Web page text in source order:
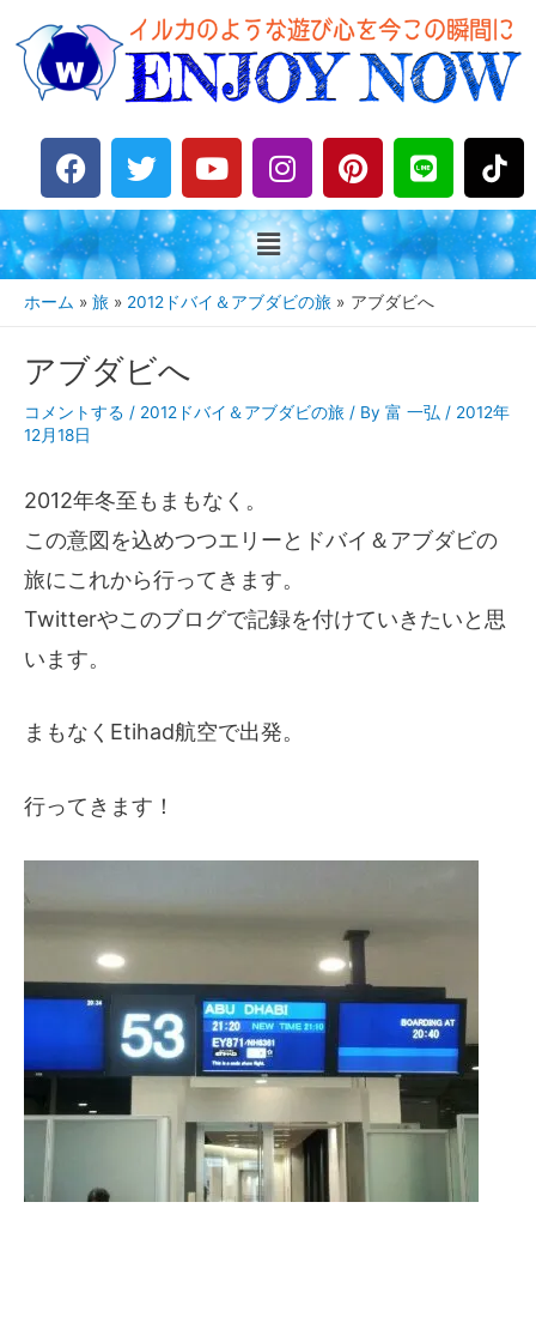
F
a
c
e
b
o
k
T
w
i
t
t
e
Y
o
u
t
u
b
I
n
s
t
a
g
P
i
n
t
e
r
L
i
n
e
ホーム 旅 2012ドバイ＆アブダビの旅 アブダビへ
アブダビへ
コメントする / 2012ドバイ＆アブダビの旅 / By 富 一弘 / 2012年
12月18日
2012年冬至もまもなく。
この意図を込めつつエリーとドバイ＆アブダビの
旅にこれから行ってきます。
Twitterやこのブログで記録を付けていきたいと思
います。
まもなくEtihad航空で出発。
行ってきます！